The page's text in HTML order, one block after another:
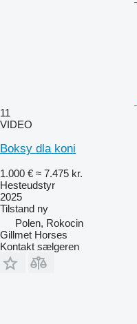
11
VIDEO
Boksy dla koni
1.000 € ≈ 7.475 kr.
Hesteudstyr
2025
Tilstand ny
Polen, Rokocin
Gillmet Horses
Kontakt sælgeren